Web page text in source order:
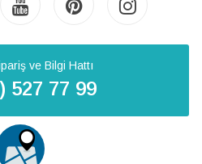
ve Bilgi Hattı
527 77 99